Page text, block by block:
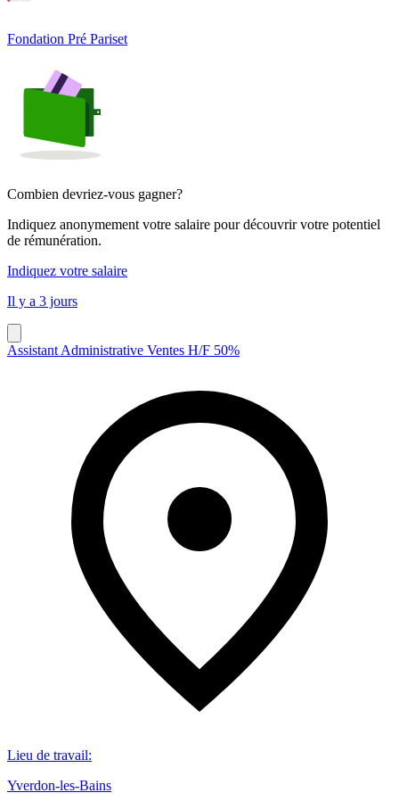
Fondation Pré Pariset
Combien devriez-vous gagner?
Indiquez anonymement votre salaire pour découvrir votre potentiel
de rémunération.
Indiquez votre salaire
Il y a 3 jours
Assistant Administrative Ventes H/F 50%
Lieu de travail:
Yverdon-les-Bains